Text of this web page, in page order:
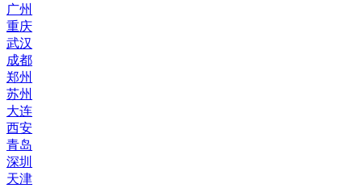
广州
重庆
武汉
成都
郑州
苏州
大连
西安
青岛
深圳
天津